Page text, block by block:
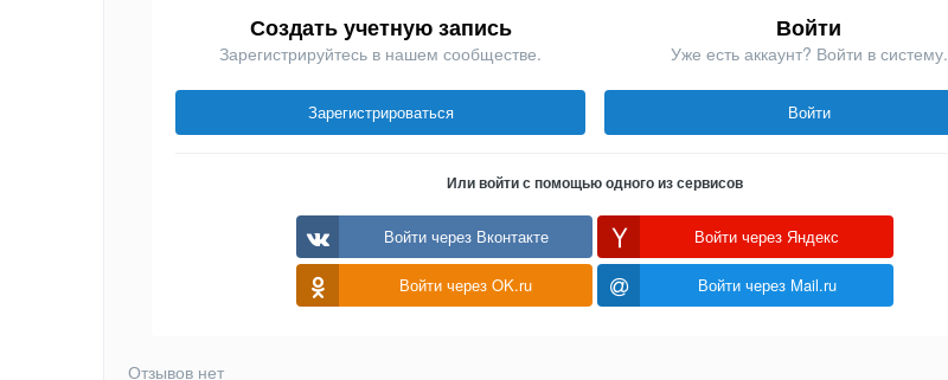
Создать учетную запись
Зарегистрируйтесь в нашем сообществе.
Зарегистрироваться
Войти
Уже есть аккаунт? Войти в систему.
Войти
Или войти с помощью одного из сервисов
Войти через Вконтакте Войти через Яндекс
Войти через OK.ru Войти через Mail.ru
Отзывов нет